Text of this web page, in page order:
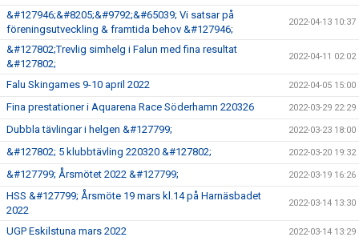
&#127946;&#8205;&#9792;&#65039; Vi satsar på
föreningsutveckling & framtida behov &#127946;
2022-04-13 10:37
&#127802;Trevlig simhelg i Falun med fina resultat
&#127802;
2022-04-11 02:02
Falu Skingames 9-10 april 2022 2022-04-05 15:00
Fina prestationer i Aquarena Race Söderhamn 220326 2022-03-29 22:29
Dubbla tävlingar i helgen &#127799; 2022-03-23 18:00
&#127802; 5 klubbtävling 220320 &#127802; 2022-03-20 19:32
&#127799; Årsmötet 2022 &#127799; 2022-03-19 16:26
HSS &#127799; Årsmöte 19 mars kl.14 på Harnäsbadet
2022
2022-03-14 13:30
UGP Eskilstuna mars 2022 2022-03-14 13:29